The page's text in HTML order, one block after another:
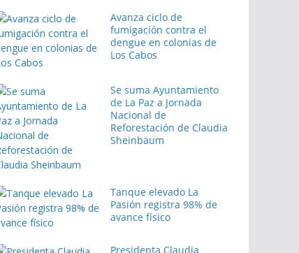
Avanza ciclo de
fumigación contra el
dengue en colonias de
Los Cabos
Se suma Ayuntamiento
de La Paz a Jornada
Nacional de
Reforestación de Claudia
Sheinbaum
Tanque elevado La
Pasión registra 98% de
avance físico
Presidenta Claudia